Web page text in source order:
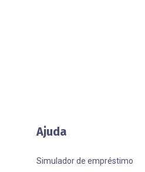
Ajuda
Simulador de empréstimo